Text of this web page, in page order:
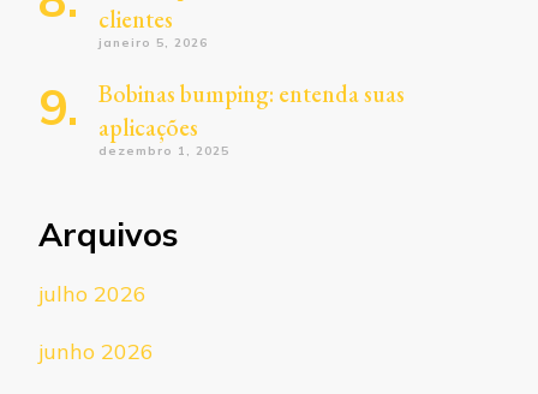
clientes
janeiro 5, 2026
Bobinas bumping: entenda suas
aplicações
dezembro 1, 2025
Arquivos
julho 2026
junho 2026